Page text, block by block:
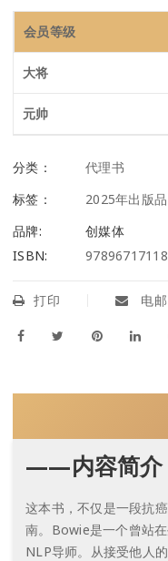
会员等级
大将
元帅
分类：
代理书
标签：
2025年出版品
品牌:
创媒体
ISBN:
打印 电邮
——内容简介
这本书，不仅是一段抗
南。Bowie是一个曾站
NLP导师。从接受他人